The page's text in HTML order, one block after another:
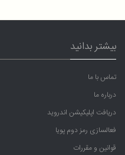
بیشتر بدانید
تماس با ما
درباره ما
دریافت اپلیکیشن اندروید
فعالسازی رمز دوم پویا
قوانین و مقررات